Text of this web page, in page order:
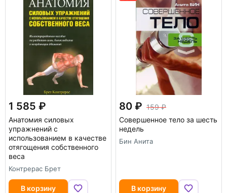
1 585
Анатомия силовых
упражнений с
использованием в качестве
отягощения собственного
веса
Контрерас Брет
В корзину
80
159
Совершенное тело за шесть
недель
Бин Анита
В корзину